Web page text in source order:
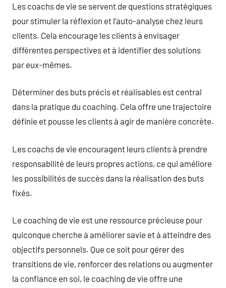
Les coachs de vie se servent de questions stratégiques
pour stimuler la réflexion et l’auto-analyse chez leurs
clients. Cela encourage les clients à envisager
différentes perspectives et à identifier des solutions
par eux-mêmes.
Déterminer des buts précis et réalisables est central
dans la pratique du coaching. Cela offre une trajectoire
définie et pousse les clients à agir de manière concrète.
Les coachs de vie encouragent leurs clients à prendre
responsabilité de leurs propres actions, ce qui améliore
les possibilités de succès dans la réalisation des buts
fixés.
Le coaching de vie est une ressource précieuse pour
quiconque cherche à améliorer savie et à atteindre des
objectifs personnels. Que ce soit pour gérer des
transitions de vie, renforcer des relations ou augmenter
la confiance en soi, le coaching de vie offre une